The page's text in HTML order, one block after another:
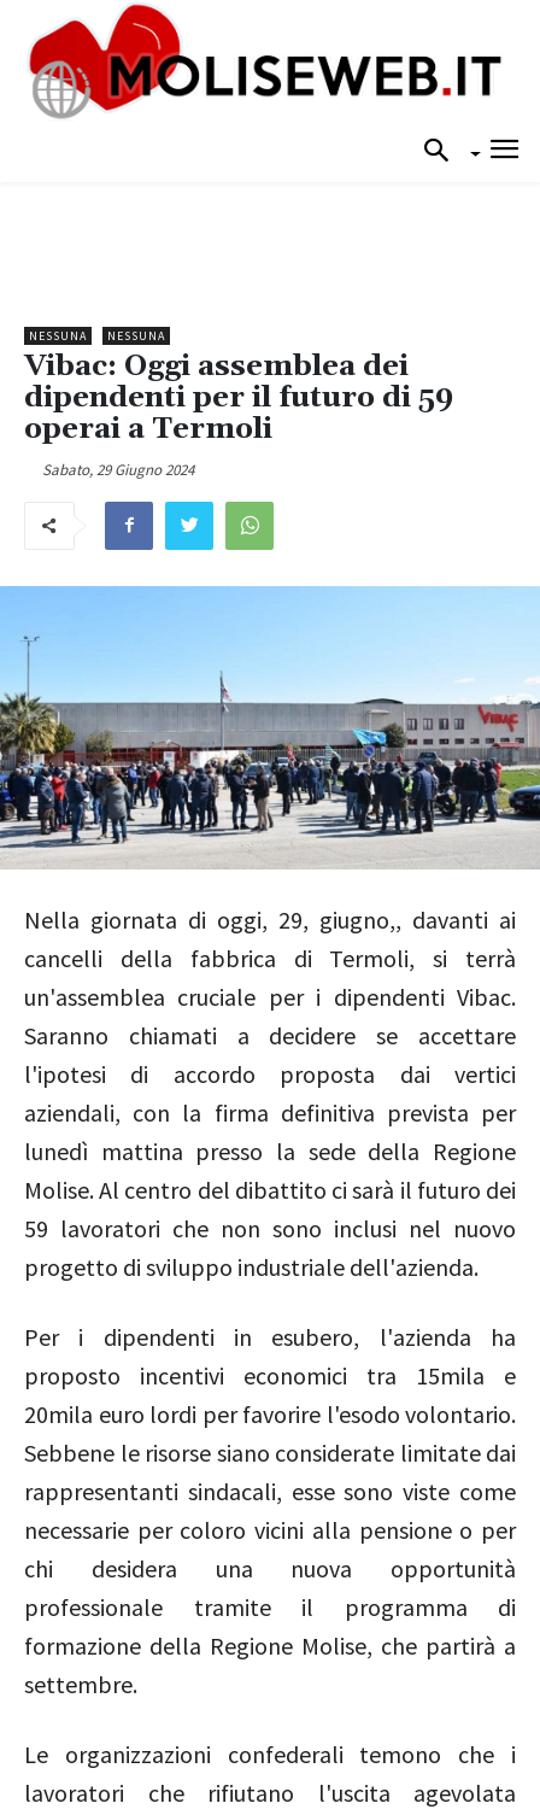
NESSUNA NESSUNA
Vibac: Oggi assemblea dei
dipendenti per il futuro di 59
operai a Termoli
Sabato, 29 Giugno 2024
Nella giornata di oggi, 29, giugno,, davanti ai
cancelli della fabbrica di Termoli, si terrà
un'assemblea cruciale per i dipendenti Vibac.
Saranno chiamati a decidere se accettare
l'ipotesi di accordo proposta dai vertici
aziendali, con la firma definitiva prevista per
lunedì mattina presso la sede della Regione
Molise. Al centro del dibattito ci sarà il futuro dei
59 lavoratori che non sono inclusi nel nuovo
progetto di sviluppo industriale dell'azienda.
Per i dipendenti in esubero, l'azienda ha
proposto incentivi economici tra 15mila e
20mila euro lordi per favorire l'esodo volontario.
Sebbene le risorse siano considerate limitate dai
rappresentanti sindacali, esse sono viste come
necessarie per coloro vicini alla pensione o per
chi desidera una nuova opportunità
professionale tramite il programma di
formazione della Regione Molise, che partirà a
settembre.
Le organizzazioni confederali temono che i
lavoratori che rifiutano l'uscita agevolata